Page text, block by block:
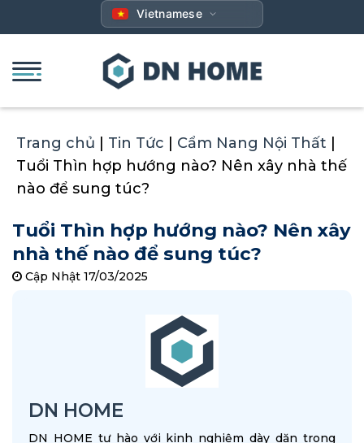
qua
dung
Vietnamese
Trang chủ Tin Tức Cẩm Nang Nội Thất
Tuổi Thìn hợp hướng nào? Nên xây nhà thế
nào để sung túc?
Tuổi Thìn hợp hướng nào? Nên xây
nhà thế nào để sung túc?
Cập Nhật 17/03/2025
DN HOME
DN HOME tự hào với kinh nghiệm dày dặn trong